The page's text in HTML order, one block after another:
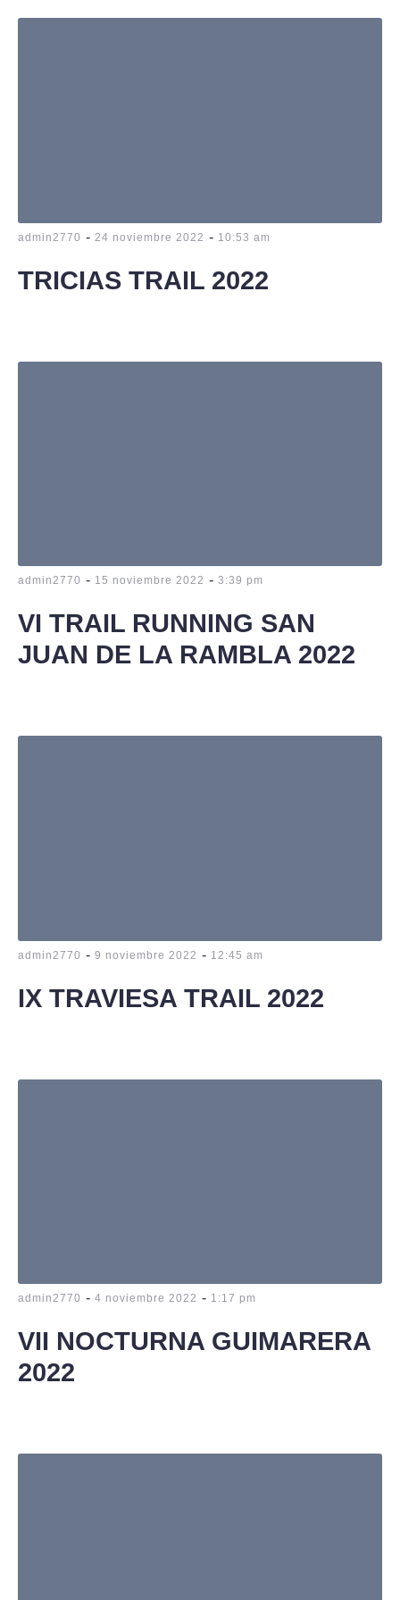
admin2770 - 24 noviembre 2022 - 10:53 am
TRICIAS TRAIL 2022
admin2770 - 15 noviembre 2022 - 3:39 pm
VI TRAIL RUNNING SAN
JUAN DE LA RAMBLA 2022
admin2770 - 9 noviembre 2022 - 12:45 am
IX TRAVIESA TRAIL 2022
admin2770 - 4 noviembre 2022 - 1:17 pm
VII NOCTURNA GUIMARERA
2022